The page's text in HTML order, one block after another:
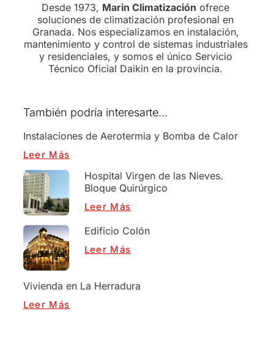
Desde 1973, Marin Climatización ofrece
soluciones de climatización profesional en
Granada. Nos especializamos en instalación,
mantenimiento y control de sistemas industriales
y residenciales, y somos el único Servicio
Técnico Oficial Daikin en la provincia.
También podría interesarte...
Instalaciones de Aerotermia y Bomba de Calor
Leer Más
Hospital Virgen de las Nieves.
Bloque Quirúrgico
Leer Más
Edificio Colón
Leer Más
Vivienda en La Herradura
Leer Más